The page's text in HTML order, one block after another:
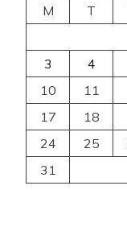
M
T
3
4
10
11
17
18
24
25
31